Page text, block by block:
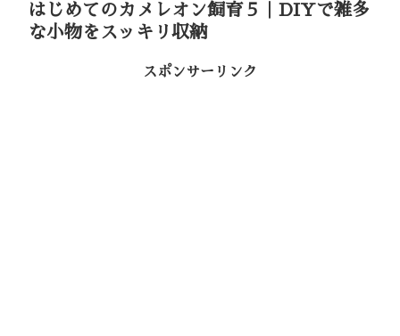
はじめてのカメレオン飼育５｜DIYで雑多
な小物をスッキリ収納
スポンサーリンク